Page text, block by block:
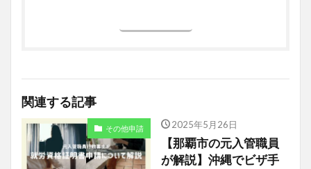
関連する記事
その他申請 2025年5月26日
【那覇市の元入管職員
が解説】沖縄でビザ手